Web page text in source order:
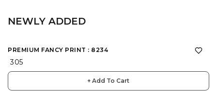
NEWLY ADDED
PREMIUM FANCY PRINT : 8234
₹ 305
+ Add To Cart